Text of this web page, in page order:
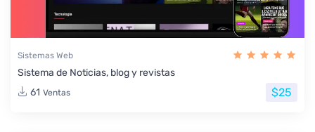
Sistemas Web
Sistema de Noticias, blog y revistas
61 Ventas $25